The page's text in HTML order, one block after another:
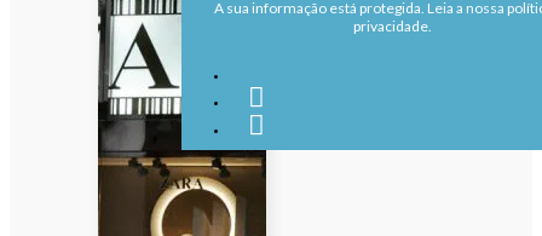
A sua informação está protegida. Leia a nossa
privacidade.